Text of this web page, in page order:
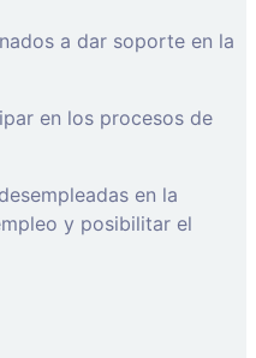
a dar soporte en la
en los procesos de
en la
y posibilitar el